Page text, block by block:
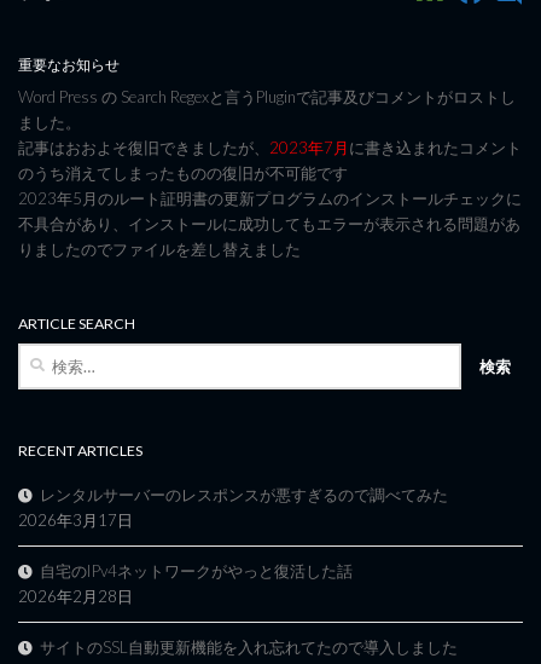
重要なお知らせ
Word Press の Search Regexと言うPluginで記事及びコメントがロストし
ました。
記事はおおよそ復旧できましたが、 2023年7月に書き込まれたコメント
のうち消えてしまったものの復旧が不可能です
2023年5月のルート証明書の更新プログラムのインストールチェックに
不具合があり、インストールに成功してもエラーが表示される問題があ
りましたのでファイルを差し替えました
ARTICLE SEARCH
検
RECENT ARTICLES
レンタルサーバーのレスポンスが悪すぎるので調べてみた
2026年3月17日
自宅のIPv4ネットワークがやっと復活した話
2026年2月28日
サイトのSSL自動更新機能を入れ忘れてたので導入しました